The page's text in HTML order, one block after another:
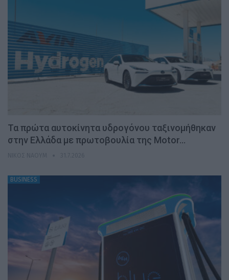
Τα πρώτα αυτοκίνητα υδρογόνου ταξινομήθηκαν
στην Ελλάδα με πρωτοβουλία της Motor…
BUSINESS